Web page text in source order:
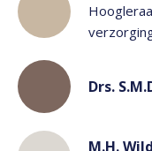
Drs.
M.H.